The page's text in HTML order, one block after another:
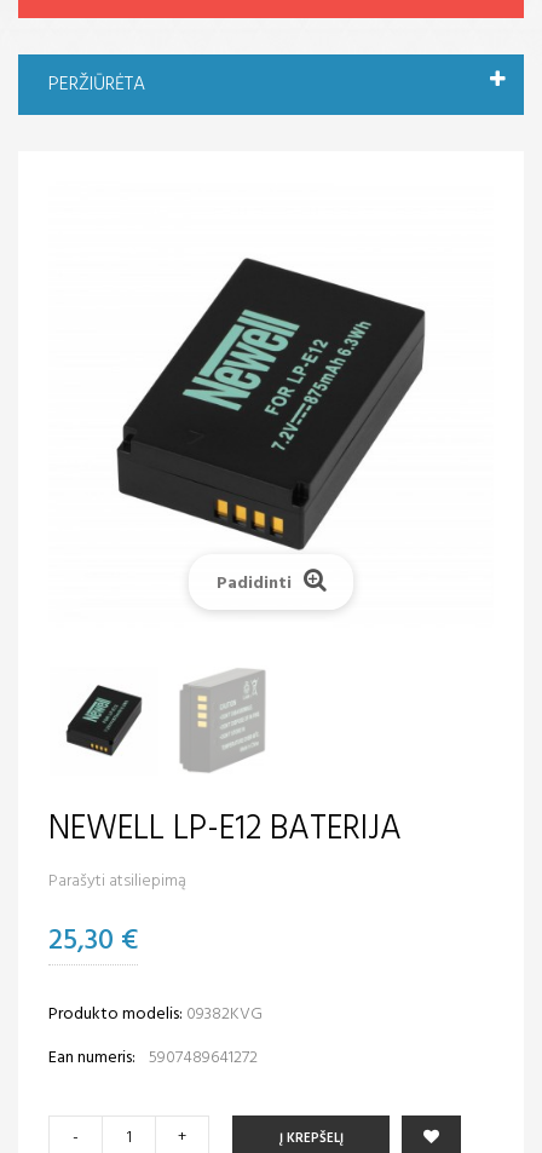
PERŽIŪRĖTA
Padidinti
NEWELL LP-E12 BATERIJA
Parašyti atsiliepimą
25,30 €
Produkto modelis: 09382KVG
Ean numeris: 5907489641272
- + Į KREPŠELĮ